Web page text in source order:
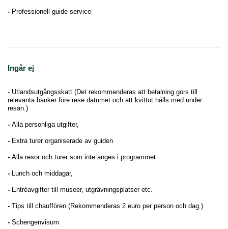
- Professionell guide service
Ingår ej
- Utlandsutgångsskatt (Det rekommenderas att betalning görs till
relevanta banker före rese datumet och att kvittot hålls med under
resan.)
- Alla personliga utgifter,
- Extra turer organiserade av guiden
- Alla resor och turer som inte anges i programmet
- Lunch och middagar,
- Entréavgifter till museer, utgrävningsplatser etc.
- Tips till chauffören (Rekommenderas 2 euro per person och dag.)
- Schengenvisum